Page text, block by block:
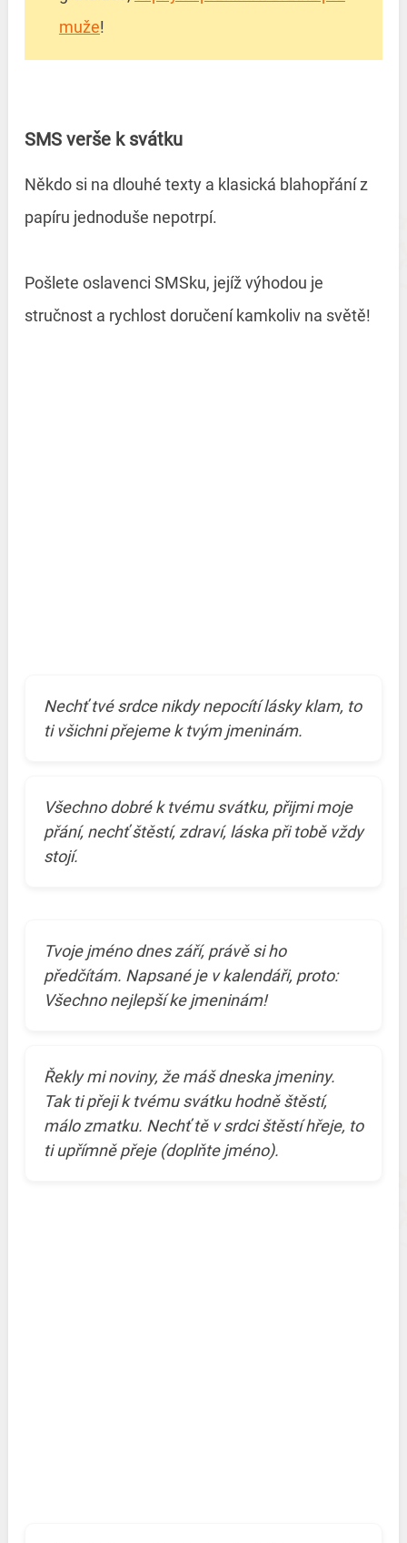
muže!
SMS verše k svátku
Někdo si na dlouhé texty a klasická blahopřání z
papíru jednoduše nepotrpí.
Pošlete oslavenci SMSku, jejíž výhodou je
stručnost a rychlost doručení kamkoliv na světě!
Nechť tvé srdce nikdy nepocítí lásky klam, to
ti všichni přejeme k tvým jmeninám.
Všechno dobré k tvému svátku, přijmi moje
přání, nechť štěstí, zdraví, láska při tobě vždy
stojí.
Tvoje jméno dnes září, právě si ho
předčítám. Napsané je v kalendáři, proto:
Všechno nejlepší ke jmeninám!
Řekly mi noviny, že máš dneska jmeniny.
Tak ti přeji k tvému svátku hodně štěstí,
málo zmatku. Nechť tě v srdci štěstí hřeje, to
ti upřímně přeje (doplňte jméno).